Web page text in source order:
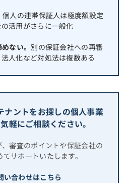
個人の連帯保証人は極度額設定
活用がさらに一般化
ない。 別の保証会社への再審
人化など対処法は複数ある
ナントをお探しの個人事業
軽にご相談ください。
審査のポイントや保証会社の
サポートいたします。
い合わせはこちら